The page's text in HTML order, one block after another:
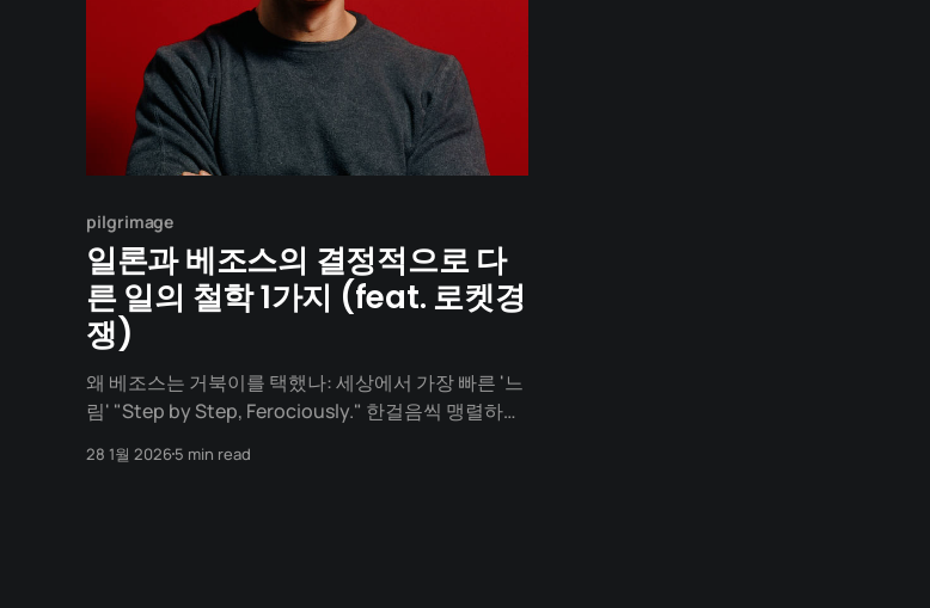
pilgrimage
일론과 베조스의 결정적으로 다
른 일의 철학 1가지 (feat. 로켓경
쟁)
왜 베조스는 거북이를 택했나: 세상에서 가장 빠른 '느
림' "Step by Step, Ferociously." 한걸음씩 맹렬하게
니다. 인구 2,000명의 이 작은 마을에서 차를 타고 더
28 1월 20265 min read